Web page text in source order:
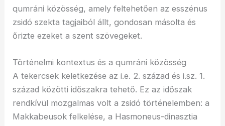
qumráni közösség, amely feltehetően az esszénus
zsidó szekta tagjaiból állt, gondosan másolta és
őrizte ezeket a szent szövegeket.
Történelmi kontextus és a qumráni közösség
A tekercsek keletkezése az i.e. 2. század és i.sz. 1.
század közötti időszakra tehető. Ez az időszak
rendkívül mozgalmas volt a zsidó történelemben: a
Makkabeusok felkelése, a Hasmoneus-dinasztia